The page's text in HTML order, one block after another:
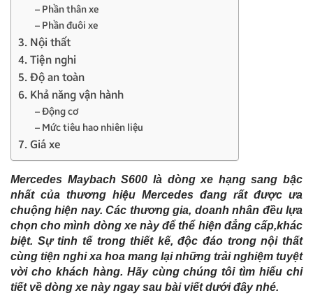
– Phần thân xe
– Phần đuôi xe
3. Nội thất
4. Tiện nghi
5. Độ an toàn
6. Khả năng vận hành
– Động cơ
– Mức tiêu hao nhiên liệu
7. Giá xe
Mercedes Maybach S600 là dòng xe hạng sang bậc
nhất của thương hiệu Mercedes đang rất được ưa
chuộng hiện nay. Các thương gia, doanh nhân đều lựa
chọn cho mình dòng xe này để thể hiện đẳng cấp,khác
biệt. Sự tinh tế trong thiết kế, độc đáo trong nội thất
cùng tiện nghi xa hoa mang lại những trải nghiệm tuyệt
vời cho khách hàng. Hãy cùng chúng tôi tìm hiểu chi
tiết về dòng xe này ngay sau bài viết dưới đây nhé.